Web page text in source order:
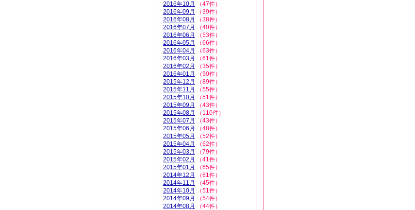
2016年10月
（47件）
2016年09月
（39件）
2016年08月
（38件）
2016年07月
（40件）
2016年06月
（53件）
2016年05月
（66件）
2016年04月
（63件）
2016年03月
（61件）
2016年02月
（35件）
2016年01月
（90件）
2015年12月
（89件）
2015年11月
（55件）
2015年10月
（51件）
2015年09月
（43件）
2015年08月
（110件）
2015年07月
（43件）
2015年06月
（48件）
2015年05月
（52件）
2015年04月
（62件）
2015年03月
（79件）
2015年02月
（41件）
2015年01月
（65件）
2014年12月
（61件）
2014年11月
（45件）
2014年10月
（51件）
2014年09月
（54件）
2014年08月
（44件）